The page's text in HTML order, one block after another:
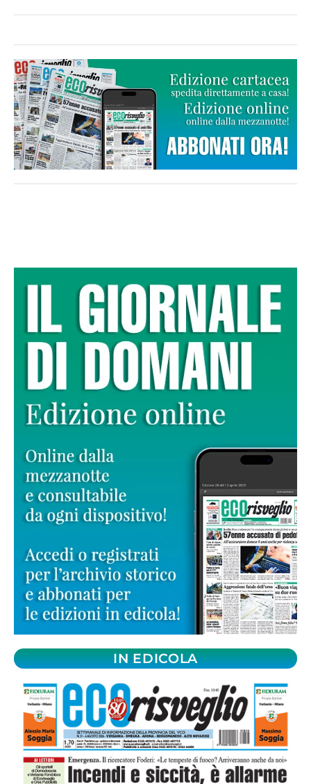
IN EDICOLA